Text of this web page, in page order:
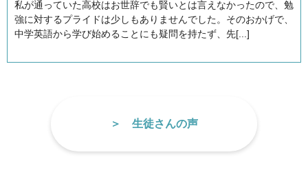
私が通っていた高校はお世辞でも賢いとは言えなかったので、勉
強に対するプライドは少しもありませんでした。そのおかげで、
中学英語から学び始めることにも疑問を持たず、先[...]
生徒さんの声